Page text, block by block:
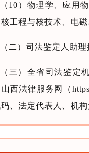
（10）物理学、应用
工程与核技术、电
（二）司法鉴定人助
（三）全省司法鉴定
西法律服务网（
码、法定代表人、机